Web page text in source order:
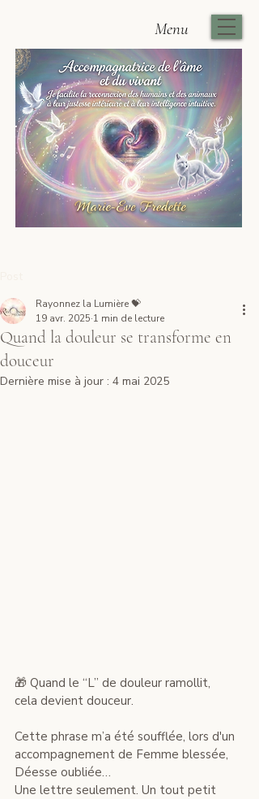
Menu
Quand la douleur se transforme en
douceur
Rayonnez la Lumière 💝
19 avr. 2025 1 min de lecture
Dernière mise à jour : 4 mai 2025
🎁 Quand le “L” de douleur ramollit,
cela devient douceur.
Cette phrase m’a été soufflée, lors d'un
accompagnement de Femme blessée,
Déesse oubliée…
Une lettre seulement. Un tout petit